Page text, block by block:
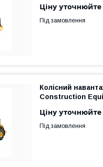
Ціну уточнюйте
Під замовлення
Колісний
Construction
Ціну уточнюйте
Під замовлення